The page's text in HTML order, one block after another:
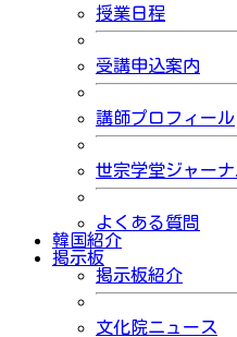
授業日程
受講申込案内
講師プロフィール
世宗学堂ジャー
よくある質問
韓国紹介
掲示板
掲示板紹介
文化院ニュース